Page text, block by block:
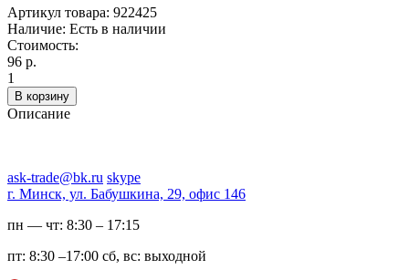
Артикул товара: 922425
Наличие: Есть в наличии
Стоимость:
96 р.
1
В корзину
Описание
ask-trade@bk.ru skype
г. Минск, ул. Бабушкина, 29, офис 146
пн — чт: 8:30 – 17:15
пт: 8:30 –17:00 сб, вс: выходной